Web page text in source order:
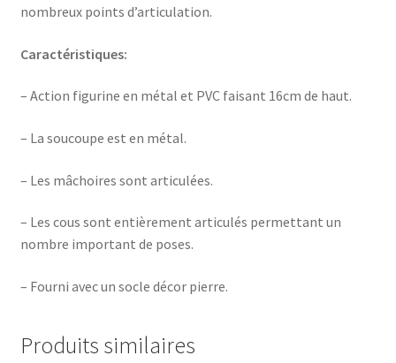
nombreux points d’articulation.
Caractéristiques:
– Action figurine en métal et PVC faisant 16cm de haut.
– La soucoupe est en métal.
– Les mâchoires sont articulées.
– Les cous sont entièrement articulés permettant un
nombre important de poses.
– Fourni avec un socle décor pierre.
Produits similaires